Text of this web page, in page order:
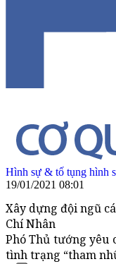
Hình sự & tố tụng hình
19/01/2021 08:01
Xây dựng đội ngũ
Chí Nhân
Phó Thủ tướng yêu
tình trạng “tham